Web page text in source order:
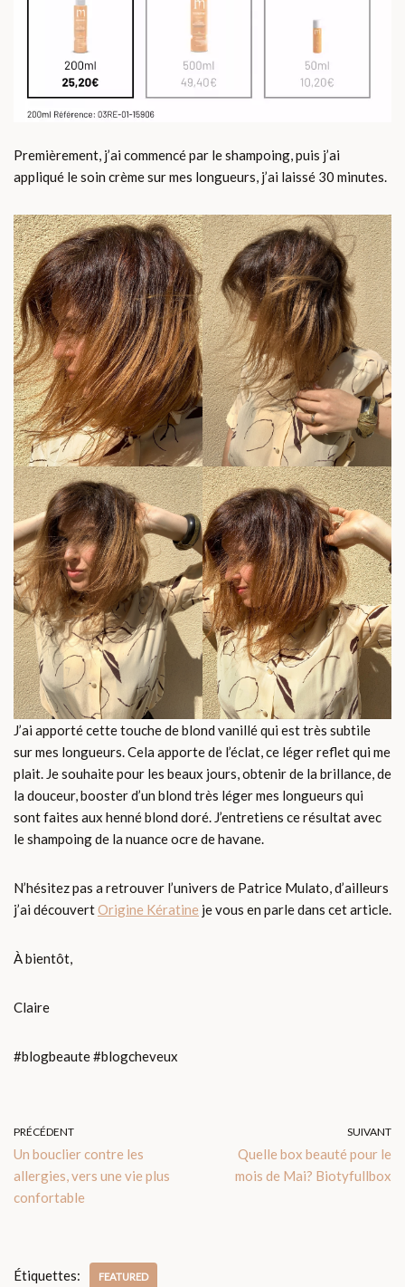
Premièrement, j’ai commencé par le shampoing, puis j’ai
appliqué le soin crème sur mes longueurs, j’ai laissé 30 minutes.
J’ai apporté cette touche de blond vanillé qui est très subtile
sur mes longueurs. Cela apporte de l’éclat, ce léger reflet qui me
plait. Je souhaite pour les beaux jours, obtenir de la brillance, de
la douceur, booster d’un blond très léger mes longueurs qui
sont faites aux henné blond doré. J’entretiens ce résultat avec
le shampoing de la nuance ocre de havane.
N’hésitez pas a retrouver l’univers de Patrice Mulato, d’ailleurs
j’ai découvertOrigine Kératine je vous en parle dans cet article.
À bientôt,
Claire
#blogbeaute #blogcheveux
PRÉCÉDENT
Un bouclier contre les
allergies, vers une vie plus
confortable
SUIVANT
Quelle box beauté pour le
mois de Mai? Biotyfullbox
Étiquettes: FEATURED